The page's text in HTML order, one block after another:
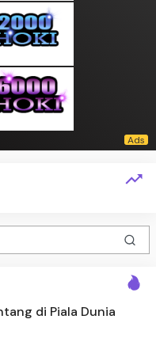
di Piala Dunia